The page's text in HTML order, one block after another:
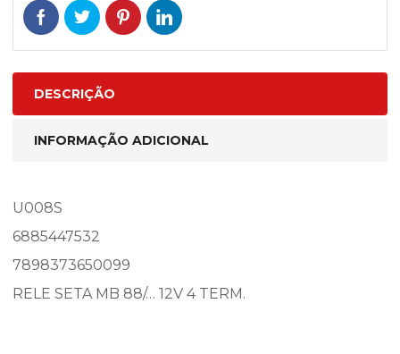
DESCRIÇÃO
INFORMAÇÃO ADICIONAL
U008S
6885447532
7898373650099
RELE SETA MB 88/… 12V 4 TERM.